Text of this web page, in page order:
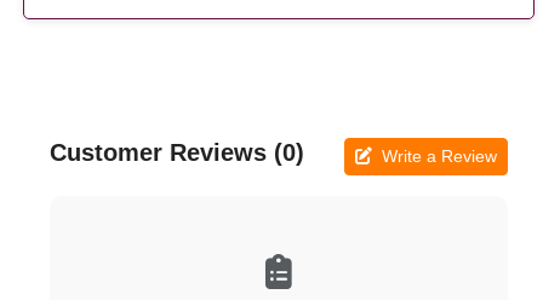
Customer Reviews (0) Write a Review